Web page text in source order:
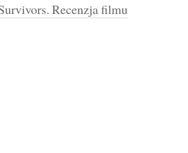
Recenzja filmu